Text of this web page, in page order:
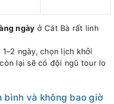
ngày ở Cát Bà rất linh
ngày, chọn lịch khởi
lại sẽ có đội ngũ tour lo
bình và không bao giờ